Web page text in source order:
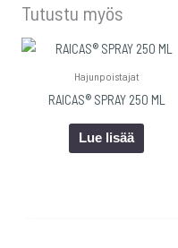
Tutustu myös
Hajunpoistajat
RAICAS® SPRAY 250 ML
Lue lisää